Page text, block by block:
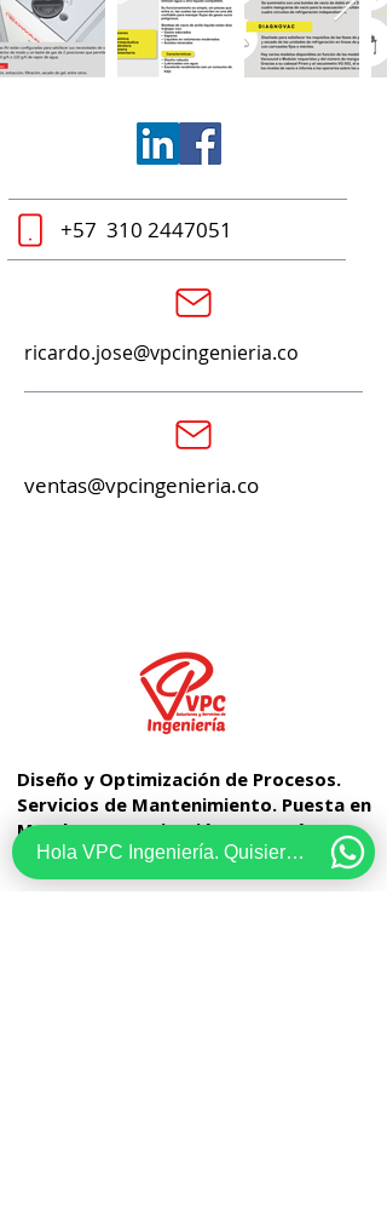
+57 310 2447051
ricardo.jose@vpcingenieria.co
ventas@vpcingenieria.co
Diseño y Optimización de Procesos.
Servicios de Mantenimiento. Puesta en
Marcha y Capacitación. Garantía y
Respaldo para Satisfacción del Cliente.
Hola VPC Ingeniería. Quisiera recibir información acerca de...